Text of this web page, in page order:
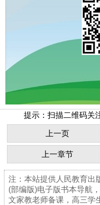
提示：扫描二维码关
上一页
上一章节
注：本站提供人民教育出
(部编版)电子版书本导航
文家教老师备课，高三学